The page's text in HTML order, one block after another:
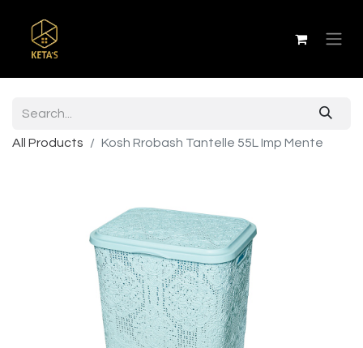
All Products Kosh Rrobash Tantelle 55L Imp Mente